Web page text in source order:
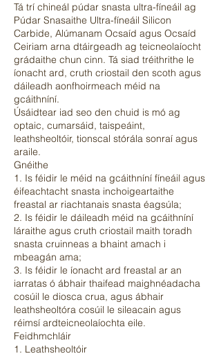
Tá trí chineál púdar snasta ultra-fíneáil ag
Púdar Snasaithe Ultra-fíneáil Silicon
Carbide, Alúmanam Ocsaíd agus Ocsaíd
Ceiriam arna dtáirgeadh ag teicneolaíocht
grádaithe chun cinn. Tá siad tréithrithe le
íonacht ard, cruth criostail den scoth agus
dáileadh aonfhoirmeach méid na
gcáithníní.
Úsáidtear iad seo den chuid is mó ag
optaic, cumarsáid, taispeáint,
leathsheoltóir, tionscal stórála sonraí agus
araile.
Gnéithe
1. Is féidir le méid na gcáithníní fíneáil agus
éifeachtacht snasta inchoigeartaithe
freastal ar riachtanais snasta éagsúla;
2. Is féidir le dáileadh méid na gcáithníní
láraithe agus cruth criostail maith toradh
snasta cruinneas a bhaint amach i
mbeagán ama;
3. Is féidir le íonacht ard freastal ar an
iarratas ó ábhair thaifead maighnéadacha
cosúil le diosca crua, agus ábhair
leathsheoltóra cosúil le sileacain agus
réimsí ardteicneolaíochta eile.
Feidhmchláir
1. Leathsheoltóir